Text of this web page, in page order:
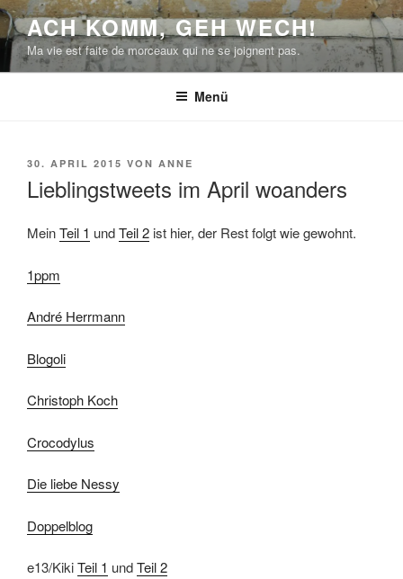
Zum
Inhalt
springen
ACH KOMM, GEH WECH!
Ma vie est faite de morceaux qui ne se joignent pas.
Menü
VERÖFFENTLICHT
30. APRIL 2015 VON ANNE
Lieblingstweets im April woanders
MeinTeil 1 undTeil 2 ist hier, der Rest folgt wie gewohnt.
1ppm
André Herrmann
Blogoli
Christoph Koch
Crocodylus
Die liebe Nessy
Doppelblog
e13/KikiTeil 1 undTeil 2